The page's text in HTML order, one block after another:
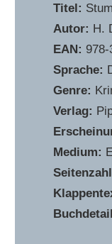
Titel:
Autor: H.
EAN:978-
Sprache:
Genre:
Verlag:
Medium: